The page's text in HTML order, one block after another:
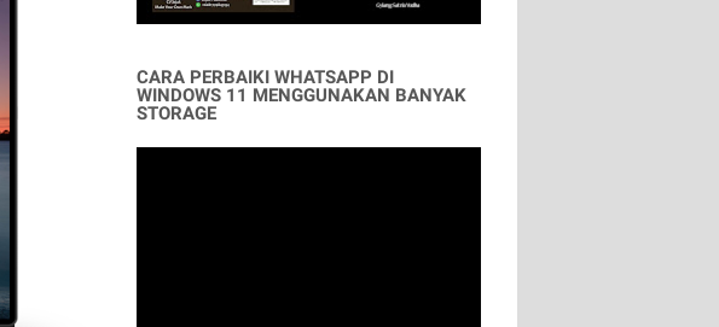
CARA PERBAIKI WHATSAPP DI
WINDOWS 11 MENGGUNAKAN BANYAK
STORAGE